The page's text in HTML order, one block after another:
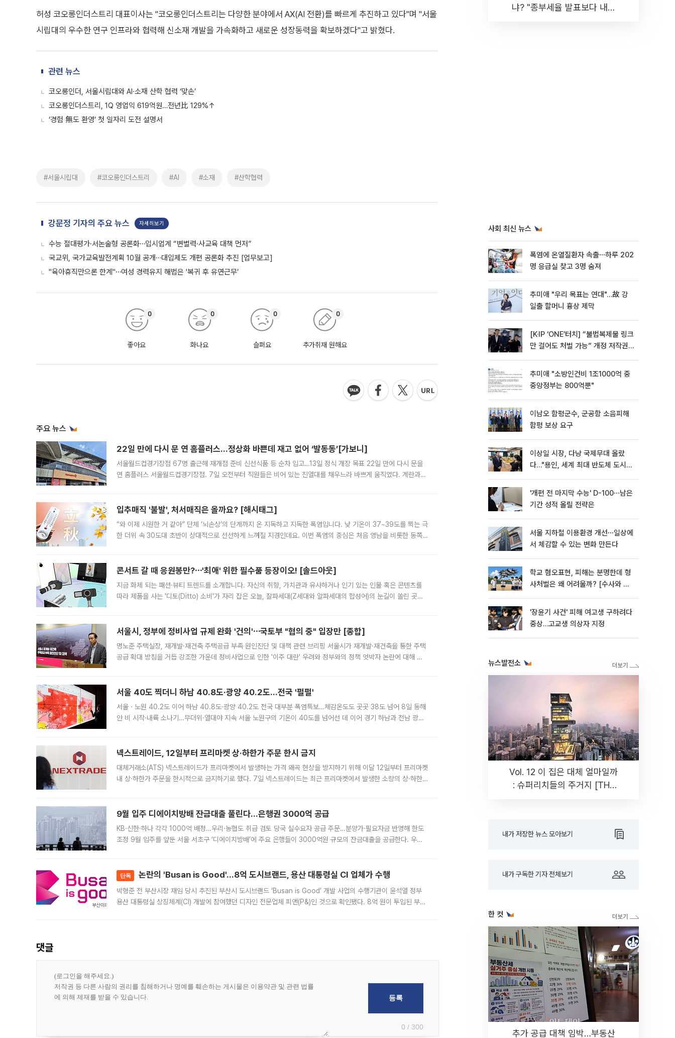
허성 코오롱인더스트리 대표이사는 "코오롱인더스트리는 다양한 분야에서 AX(AI 전환)를 빠르게 추진하고 있다"며 "서울
시립대의 우수한 연구 인프라와 협력해 신소재 개발을 가속화하고 새로운 성장동력을 확보하겠다"고 밝혔다.
관련 뉴스
코오롱인더, 서울시립대와 AI·소재 산학 협력 ‘맞손’
코오롱인더스트리, 1Q 영업익 619억원…전년比 129%↑
‘경험 無도 환영’ 첫 일자리 도전 설명서
#서울시립대 #코오롱인더스트리 #AI #소재 #산학협력
강문정 기자의 주요 뉴스 자세히보기
수능 절대평가·서논술형 공론화⋯입시업계 “변별력·사교육 대책 먼저”
국교위, 국가교육발전계획 10월 공개⋯대입제도 개편 공론화 추진 [업무보고]
"육아휴직만으론 한계"⋯여성 경력유지 해법은 '복귀 후 유연근무’
좋아요
0
화나요
0
슬퍼요
0
추가취재 원해요
0
주요 뉴스
22일 만에 다시 문 연 홈플러스…정상화 바쁜데 재고 없어 ‘발동동’[가보니]
서울월드컵경기장점 67명 출근해 재개점 준비 신선식품 등 순차 입고…13일 정식 개장 목표 22일 만에 다시 문을
연 홈플러스 서울월드컵경기장점. 7일 오전부터 직원들은 비어 있는 진열대를 채우느라 바쁘게 움직였다. 계란과
입추매직 '불발', 처서매직은 올까요? [해시태그]
“와 이제 시원한 거 같아” 단체 ‘뇌손상’의 단계까지 온 지독하고 지독한 폭염입니다. 낮 기온이 37~39도를 찍는 극
한 더위 속 30도대 초반이 상대적으로 선선하게 느껴질 지경인데요. 이번 폭염의 중심은 처음 영남을 비롯한 동쪽
콘서트 갈 때 응원봉만?⋯'최애' 위한 필수품 등장이오! [솔드아웃]
지금 화제 되는 패션·뷰티 트렌드를 소개합니다. 자신의 취향, 가치관과 유사하거나 인기 있는 인물 혹은 콘텐츠를
따라 제품을 사는 '디토(Ditto) 소비'가 자리 잡은 오늘, 잘파세대(Z세대와 알파세대의 합성어)의 눈길이 쏠린 곳은
서울시, 정부에 정비사업 규제 완화 '건의'⋯국토부 "협의 중" 입장만 [종합]
명노준 주택실장, 재개발·재건축 주택공급 부족 원인진단 및 대책 관련 브리핑 서울시가 재개발·재건축을 통한 주택
공급 확대 방침을 거듭 강조한 가운데 정비사업으로 인한 '이주 대란' 우려와 정부와의 정책 엇박자 논란에 대해 정
서울 40도 찍더니 하남 40.8도·광양 40.2도…전국 '펄펄'
서울ㆍ노원 40.2도 이어 하남 40.8도·광양 40.2도 전국 대부분 폭염특보…체감온도도 곳곳 38도 넘어 8일 동해
안 비 시작·내륙 소나기…무더위·열대야 지속 서울 노원구의 기온이 40도를 넘어선 데 이어 경기 하남과 전남 광양
넥스트레이드, 12일부터 프리마켓 상·하한가 주문 한시 금지
대체거래소(ATS) 넥스트레이드가 프리마켓에서 발생하는 가격 왜곡 현상을 방지하기 위해 이달 12일부터 프리마켓
내 상·하한가 주문을 한시적으로 금지하기로 했다. 7일 넥스트레이드는 최근 프리마켓에서 발생한 소량의 상·하한
9월 입주 디에이치방배 잔금대출 풀린다…은행권 3000억 공급
KB·신한·하나 각각 1000억 배정…우리·농협도 취급 검토 당국 실수요자 공급 주문…분양가·필요자금 반영해 한도
조정 9월 입주를 앞둔 서울 서초구 ‘디에이치방배’에 주요 은행들이 3000억원 규모의 잔금대출을 공급한다. 우리
단독 논란의 'Busan is Good'…8억 도시브랜드, 용산 대통령실 CI 업체가 수행
박형준 전 부산시장 재임 당시 추진된 부산시 도시브랜드 ‘Busan is Good’ 개발 사업의 수행기관이 윤석열 정부
용산 대통령실 상징체계(CI) 개발에 참여했던 디자인 전문업체 피앤(P&)인 것으로 확인됐다. 8억 원이 투입된 부산
댓글
0 / 300
냐? "종부세율 발표보다 내릴
사회 최신 뉴스
폭염에 온열질환자 속출⋯하루 202
명 응급실 찾고 3명 숨져
추미애 "우리 목표는 연대"…故 강
일출 할머니 흉상 제막
[K·IP ‘ONE’터치] “불법복제물 링크
만 걸어도 처벌 가능” 개정 저작권
추미애 "소방인건비 1조1000억 중
중앙정부는 800억뿐"
이남오 함평군수, 군공항 소음피해
함평 보상 요구
이상일 시장, 다낭 국제무대 올랐
다…"용인, 세계 최대 반도체 도시
'개편 전 마지막 수능' D-100⋯남은
기간 성적 올릴 전략은
서울 지하철 이용환경 개선⋯일상에
서 체감할 수 있는 변화 만든다
학교 혐오표현, 피해는 분명한데 형
사처벌은 왜 어려울까? [수사와 재
'장윤기 사건' 피해 여고생 구하려다
중상…고교생 의상자 지정
뉴스발전소
Vol. 12 이 집은 대체 얼마일까
: 슈퍼리치들의 주거지 [THE
내가 저장한 뉴스 모아보기
내가 구독한 기자 전체보기
한 컷
추가 공급 대책 임박…부동산